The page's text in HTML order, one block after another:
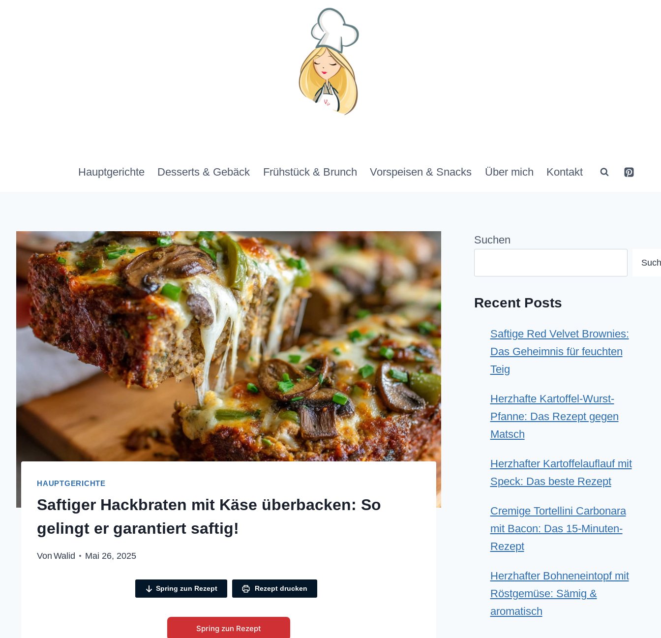
Hauptgerichte Desserts & Gebäck Frühstück & Brunch Vorspeisen & Snacks Über mich Kontakt
HAUPTGERICHTE
Saftiger Hackbraten mit Käse überbacken: So
gelingt er garantiert saftig!
Von Walid Mai 26, 2025
Spring zun Rezept Rezept drucken
Spring zun Rezept
Suchen
Recent Posts
Saftige Red Velvet Brownies:
Das Geheimnis für feuchten
Teig
Herzhafte Kartoffel-Wurst-
Pfanne: Das Rezept gegen
Matsch
Herzhafter Kartoffelauflauf mit
Speck: Das beste Rezept
Cremige Tortellini Carbonara
mit Bacon: Das 15-Minuten-
Rezept
Herzhafter Bohneneintopf mit
Röstgemüse: Sämig &
aromatisch